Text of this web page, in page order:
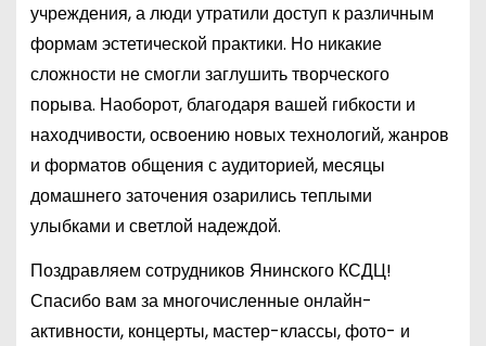
учреждения, а люди утратили доступ к различным
формам эстетической практики. Но никакие
сложности не смогли заглушить творческого
порыва. Наоборот, благодаря вашей гибкости и
находчивости, освоению новых технологий, жанров
и форматов общения с аудиторией, месяцы
домашнего заточения озарились теплыми
улыбками и светлой надеждой.
Поздравляем сотрудников Янинского КСДЦ!
Спасибо вам за многочисленные онлайн-
активности, концерты, мастер-классы, фото- и